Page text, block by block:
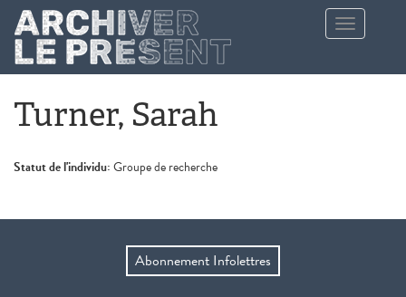
Aller au contenu principal
Toggle
navigation
Turner, Sarah
Statut de l'individu:Groupe de recherche
Abonnement Infolettres